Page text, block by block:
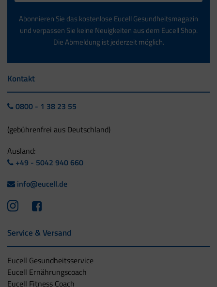
Abonnieren Sie das kostenlose Eucell Gesundheitsmagazin
und verpassen Sie keine Neuigkeiten aus dem Eucell Shop.
Die Abmeldung ist jederzeit möglich.
Kontakt
0800 - 1 38 23 55
(gebührenfrei aus Deutschland)
Ausland:
+49 - 5042 940 660
info@eucell.de
Service & Versand
Eucell Gesundheitsservice
Eucell Ernährungscoach
Eucell Fitness Coach